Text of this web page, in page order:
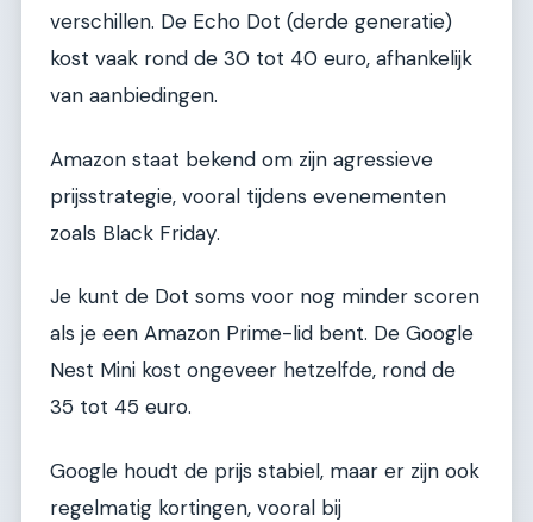
verschillen. De Echo Dot (derde generatie)
kost vaak rond de 30 tot 40 euro, afhankelijk
van aanbiedingen.
Amazon staat bekend om zijn agressieve
prijsstrategie, vooral tijdens evenementen
zoals Black Friday.
Je kunt de Dot soms voor nog minder scoren
als je een Amazon Prime-lid bent. De Google
Nest Mini kost ongeveer hetzelfde, rond de
35 tot 45 euro.
Google houdt de prijs stabiel, maar er zijn ook
regelmatig kortingen, vooral bij